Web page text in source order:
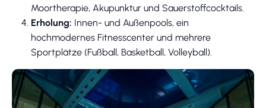
Moortherapie, Akupunktur und Sauerstoffcocktails.
Erholung: Innen- und Außenpools, ein
hochmodernes Fitnesscenter und mehrere
Sportplätze (Fußball, Basketball, Volleyball).